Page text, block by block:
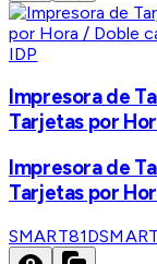
IDP
Impresora de
Tarjetas por
Impresora de
Tarjetas por
SMART81D